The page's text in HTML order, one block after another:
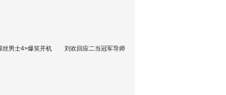
丝男士4>爆笑开机 刘欢回应二当冠军导师